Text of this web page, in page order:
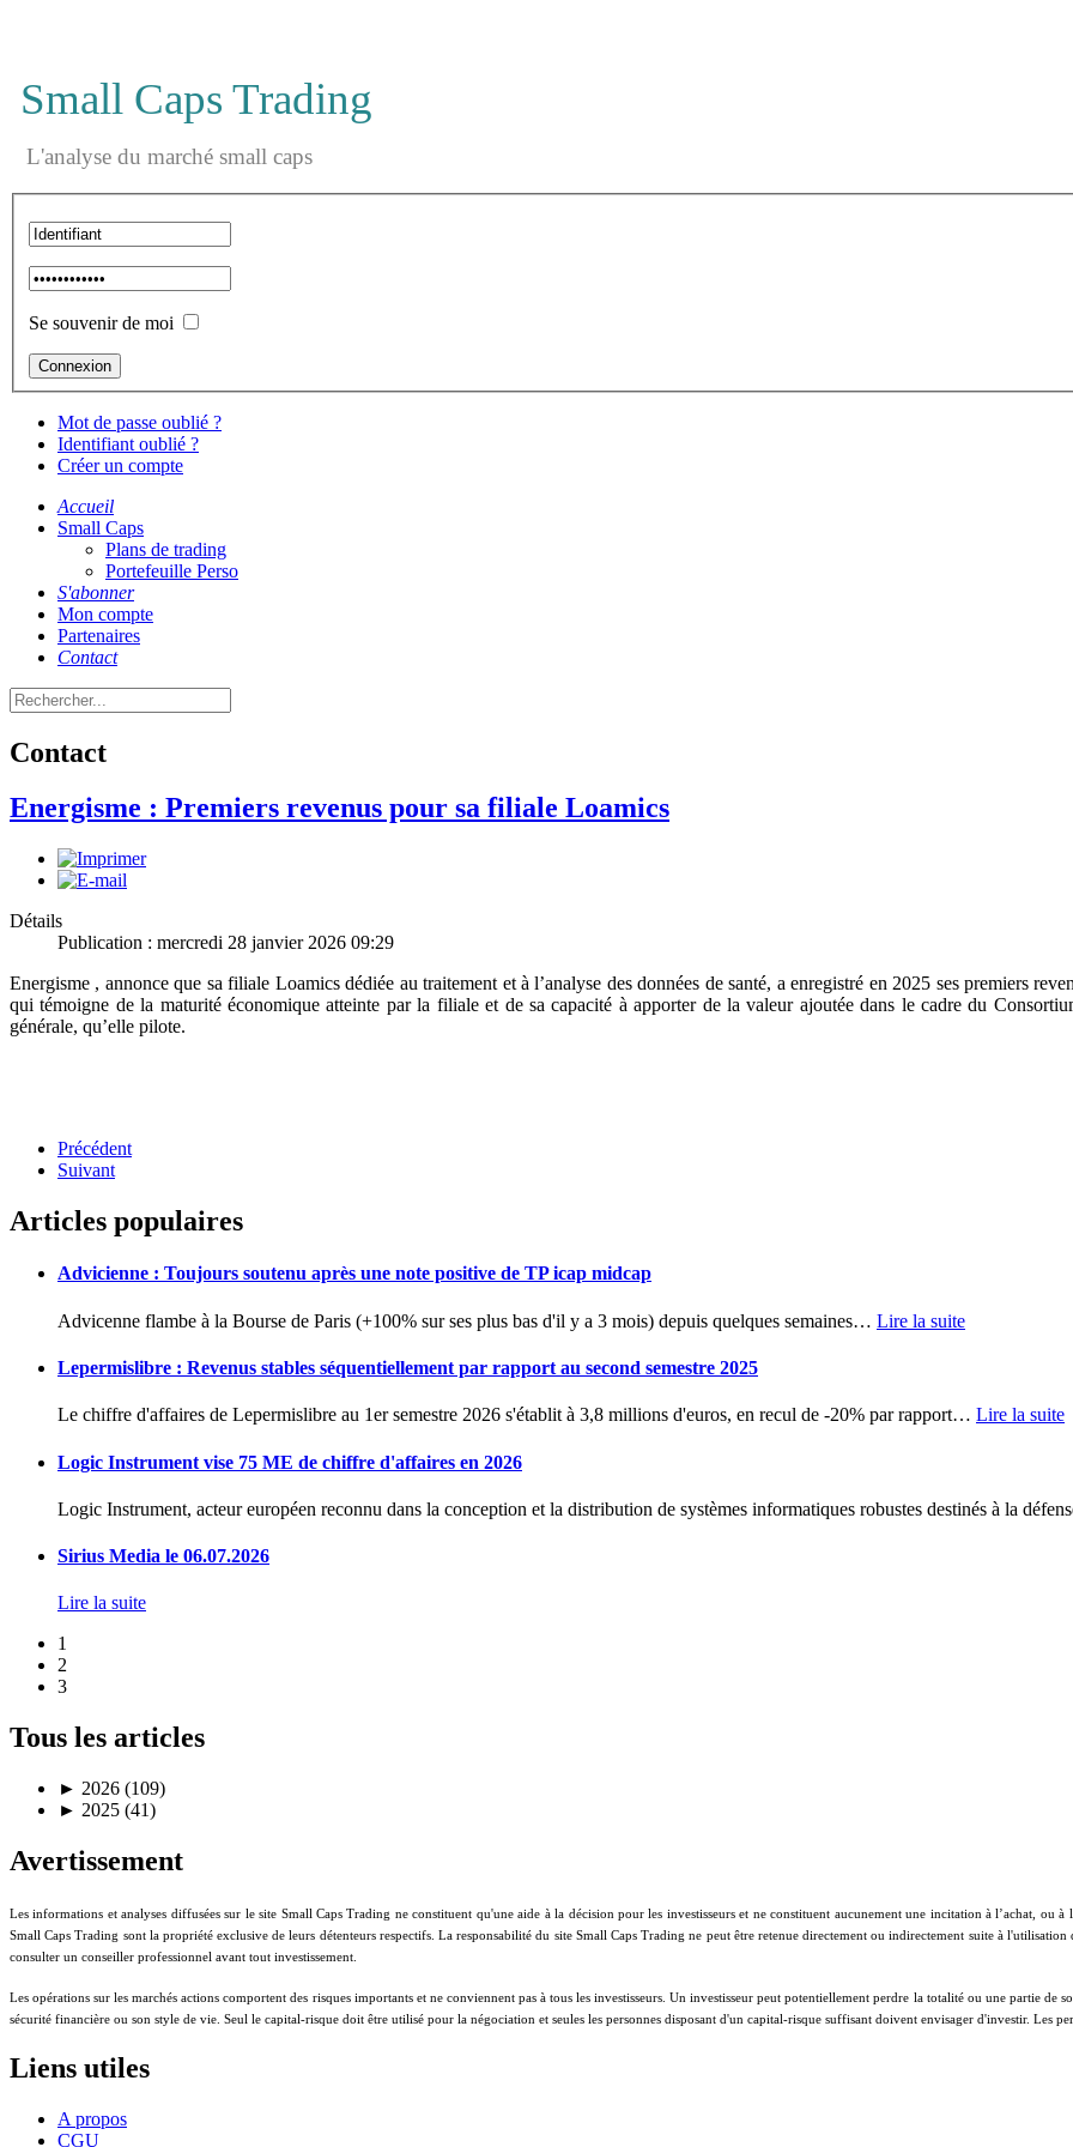
Small Caps Trading
L'analyse du marché small caps
Se souvenir de moi
Mot de passe oublié ?
Identifiant oublié ?
Créer un compte
Accueil
Small Caps
Plans de trading
Portefeuille Perso
S'abonner
Mon compte
Partenaires
Contact
Contact
Energisme : Premiers revenus pour sa filiale Loamics
Détails
Publication : mercredi 28 janvier 2026 09:29
Energisme , annonce que sa filiale Loamics dédiée au traitement et à l’analyse des données de santé, a enregistré en 2025 ses premiers
qui témoigne de la maturité économique atteinte par la filiale et de sa capacité à apporter de la valeur ajoutée dans le cadre du
générale, qu’elle pilote.
Précédent
Suivant
Articles populaires
Advicienne : Toujours soutenu après une note positive de TP icap midcap
Advicenne flambe à la Bourse de Paris (+100% sur ses plus bas d'il y a 3 mois) depuis quelques semaines… Lire la suite
Lepermislibre : Revenus stables séquentiellement par rapport au second semestre 2025
Le chiffre d'affaires de Lepermislibre au 1er semestre 2026 s'établit à 3,8 millions d'euros, en recul de -20% par rapport… Lire la suite
Logic Instrument vise 75 ME de chiffre d'affaires en 2026
Logic Instrument, acteur européen reconnu dans la conception et la distribution de systèmes informatiques robustes destinés à la
Sirius Media le 06.07.2026
Lire la suite
1
2
3
Tous les articles
► 2026 (109)
► 2025 (41)
Avertissement
Les informations et analyses diffusées sur le site Small Caps Trading ne constituent qu'une aide à la décision pour les investisseurs et ne constituent aucunement une incitation à l’achat, ou
Small Caps Trading sont la propriété exclusive de leurs détenteurs respectifs. La responsabilité du site Small Caps Trading ne peut être retenue directement ou indirectement suite à
consulter un conseiller professionnel avant tout investissement.
Les opérations sur les marchés actions comportent des risques importants et ne conviennent pas à tous les investisseurs. Un investisseur peut potentiellement perdre la totalité ou une partie
sécurité financière ou son style de vie. Seul le capital-risque doit être utilisé pour la négociation et seules les personnes disposant d'un capital-risque suffisant doivent envisager d'investir. Les
Liens utiles
A propos
CGU